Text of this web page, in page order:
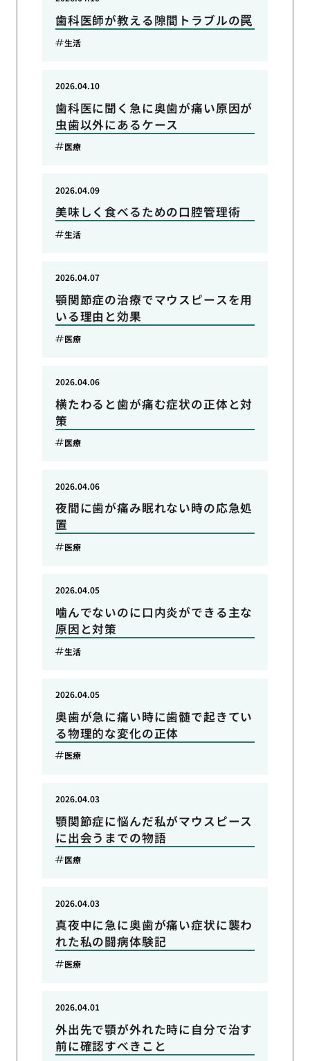
歯科医師が教える隙間トラブルの罠
生活
歯科医に聞く急に奥歯が痛い原因が
虫歯以外にあるケース
2026.04.10
医療
美味しく食べるための口腔管理術
2026.04.09
生活
顎関節症の治療でマウスピースを用
いる理由と効果
2026.04.07
医療
横たわると歯が痛む症状の正体と対
策
2026.04.06
医療
夜間に歯が痛み眠れない時の応急処
置
2026.04.06
医療
噛んでないのに口内炎ができる主な
原因と対策
2026.04.05
生活
奥歯が急に痛い時に歯髄で起きてい
る物理的な変化の正体
2026.04.05
医療
顎関節症に悩んだ私がマウスピース
に出会うまでの物語
2026.04.03
医療
真夜中に急に奥歯が痛い症状に襲わ
れた私の闘病体験記
2026.04.03
医療
外出先で顎が外れた時に自分で治す
前に確認すべきこと
2026.04.01